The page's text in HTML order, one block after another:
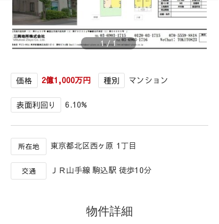
1/1
価格 2億1,000万円 種別 マンション
表面利回り 6.10%
所在地 東京都北区西ヶ原 1丁目
交通 ＪＲ山手線 駒込駅 徒歩10分
物件詳細